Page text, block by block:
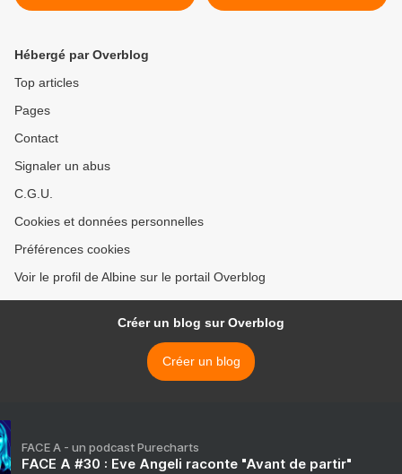
Hébergé par Overblog
Top articles
Pages
Contact
Signaler un abus
C.G.U.
Cookies et données personnelles
Préférences cookies
Voir le profil de Albine sur le portail Overblog
Créer un blog sur Overblog
Créer un blog
FACE A - un podcast Purecharts
FACE A #30 : Eve Angeli raconte "Avant de partir"